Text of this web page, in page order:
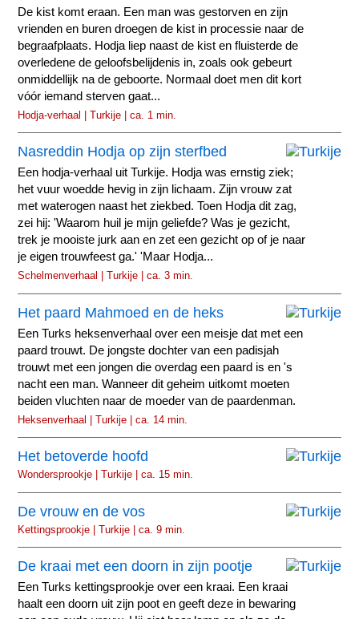
De kist komt eraan. Een man was gestorven en zijn
vrienden en buren droegen de kist in processie naar de
begraafplaats. Hodja liep naast de kist en fluisterde de
overledene de geloofsbelijdenis in, zoals ook gebeurt
onmiddellijk na de geboorte. Normaal doet men dit kort
vóór iemand sterven gaat...
Hodja-verhaal | Turkije | ca. 1 min.
Nasreddin Hodja op zijn sterfbed
Een hodja-verhaal uit Turkije. Hodja was ernstig ziek;
het vuur woedde hevig in zijn lichaam. Zijn vrouw zat
met waterogen naast het ziekbed. Toen Hodja dit zag,
zei hij: 'Waarom huil je mijn geliefde? Was je gezicht,
trek je mooiste jurk aan en zet een gezicht op of je naar
je eigen trouwfeest ga.' 'Maar Hodja...
Schelmenverhaal | Turkije | ca. 3 min.
Het paard Mahmoed en de heks
Een Turks heksenverhaal over een meisje dat met een
paard trouwt. De jongste dochter van een padisjah
trouwt met een jongen die overdag een paard is en 's
nacht een man. Wanneer dit geheim uitkomt moeten
beiden vluchten naar de moeder van de paardenman.
Heksenverhaal | Turkije | ca. 14 min.
Het betoverde hoofd
Wondersprookje | Turkije | ca. 15 min.
De vrouw en de vos
Kettingsprookje | Turkije | ca. 9 min.
De kraai met een doorn in zijn pootje
Een Turks kettingsprookje over een kraai. Een kraai
haalt een doorn uit zijn poot en geeft deze in bewaring